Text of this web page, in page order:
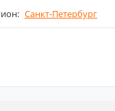
Санкт-Петербург